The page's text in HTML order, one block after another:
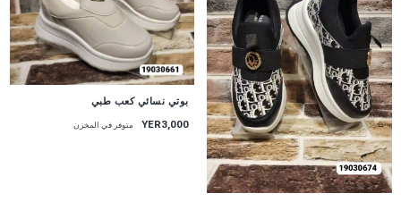
بوتي نسائي كعب طبي
YER3,000 متوفر في المخزن